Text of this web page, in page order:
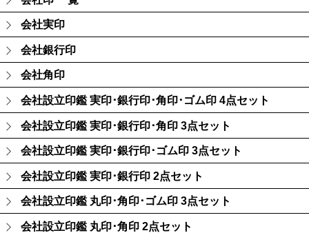
会社実印
会社銀行印
会社角印
会社設立印鑑 実印･銀行印･角印･ゴム印 4点セット
会社設立印鑑 実印･銀行印･角印 3点セット
会社設立印鑑 実印･銀行印･ゴム印 3点セット
会社設立印鑑 実印･銀行印 2点セット
会社設立印鑑 丸印･角印･ゴム印 3点セット
会社設立印鑑 丸印･角印 2点セット